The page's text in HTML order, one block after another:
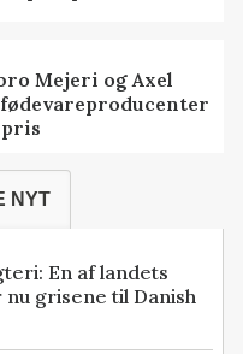
Mejeri og Axel
fødevareproducenter
NYT
En af landets
grisene til Danish